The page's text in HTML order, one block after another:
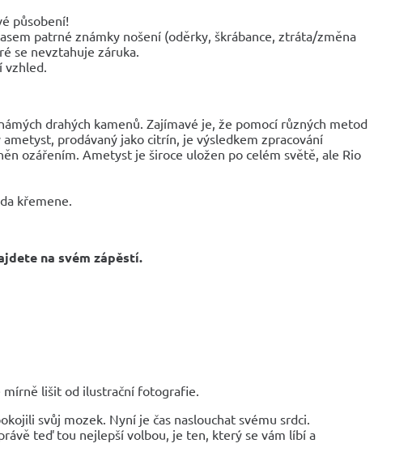
působení!
patrné známky nošení (oděrky, škrábance, ztráta/změna
se nevztahuje záruka.
drahých kamenů. Zajímavé je, že pomocí různých metod
prodávaný jako citrín, je výsledkem zpracování
ozářením. Ametyst je široce uložen po celém světě, ale Rio
křemene.
na svém zápěstí.
lišit od ilustrační fotografie.
svůj mozek. Nyní je čas naslouchat svému srdci.
teď tou nejlepší volbou, je ten, který se vám líbí a